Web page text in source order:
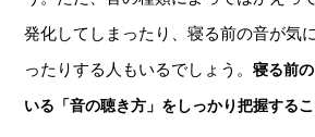
発化してしまったり、寝る前の音が気
ったりする人もいるでしょう。寝る前
いる「音の聴き方」をしっかり把握する